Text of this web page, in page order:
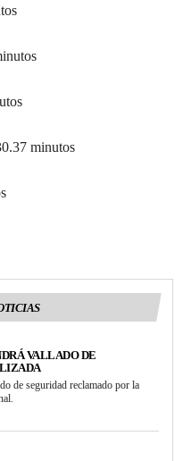
minutos
VALLADO DE
de seguridad reclamado por la